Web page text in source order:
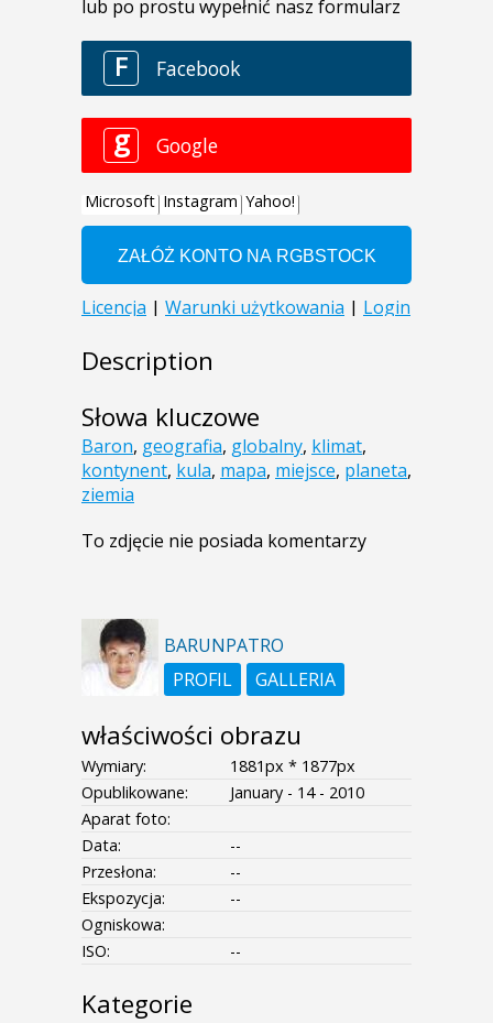
Description
Słowa kluczowe
Baron, geografia, globalny, klimat,
kontynent, kula, mapa, miejsce, planeta,
ziemia
To zdjęcie nie posiada komentarzy
BARUNPATRO
PROFIL
GALLERIA
właściwości obrazu
Wymiary:
1881px * 1877px
Opublikowane:
January - 14 - 2010
Aparat foto:
Data:
--
Przesłona:
--
Ekspozycja:
--
Ogniskowa:
ISO:
--
Kategorie